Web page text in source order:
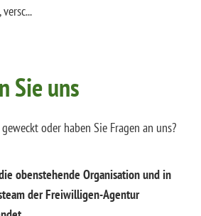
...
Sie uns
oder haben Sie Fragen an uns?
obenstehende Organisation und in
der Freiwilligen-Agentur